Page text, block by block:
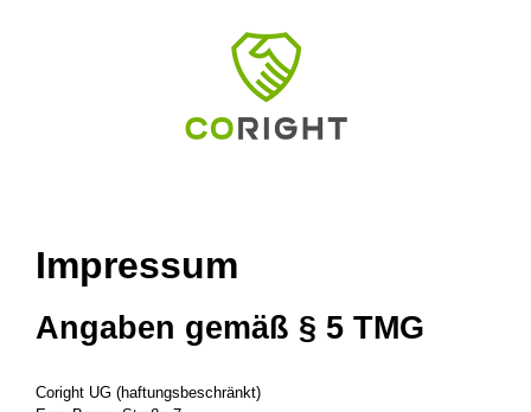
Impressum
Angaben gemäß § 5 TMG
Coright UG (haftungsbeschränkt)